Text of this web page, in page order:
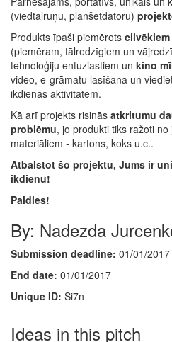
(viedtālruņu, planšetdatoru)
Produkts īpaši piemērots
(piemēram, tālredzīgiem un
tehnoloģiju entuziastiem un kino
video, e-grāmatu lasīšana un
ikdienas aktivitātēm.
Kā arī projekts risinās atkritumu
problēmu, jo produkti tiks ražoti
materiāliem - kartons, koks u.c..
Atbalstot šo projektu, Jums ir
ikdienu!
Paldies!
By: Nadezda
Submission deadline: 01/01/2017
End date: 01/01/2017
Unique ID: Si7n
Ideas in this pitch